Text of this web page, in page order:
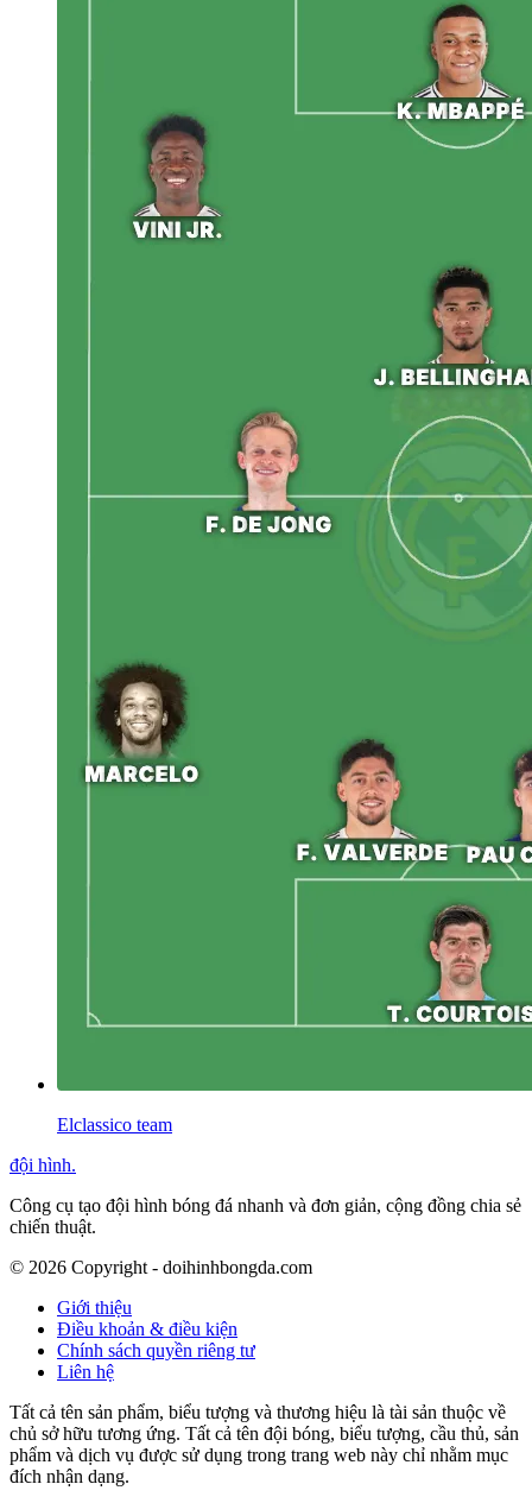
Elclassico team
đội hình.
Công cụ tạo đội hình bóng đá nhanh và đơn giản, cộng đồng chia sẻ
chiến thuật.
© 2026 Copyright - doihinhbongda.com
Giới thiệu
Điều khoản & điều kiện
Chính sách quyền riêng tư
Liên hệ
Tất cả tên sản phẩm, biểu tượng và thương hiệu là tài sản thuộc về
chủ sở hữu tương ứng. Tất cả tên đội bóng, biểu tượng, cầu thủ, sản
phẩm và dịch vụ được sử dụng trong trang web này chỉ nhằm mục
đích nhận dạng.